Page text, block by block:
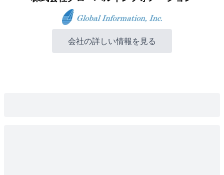
会社の詳しい情報を見る